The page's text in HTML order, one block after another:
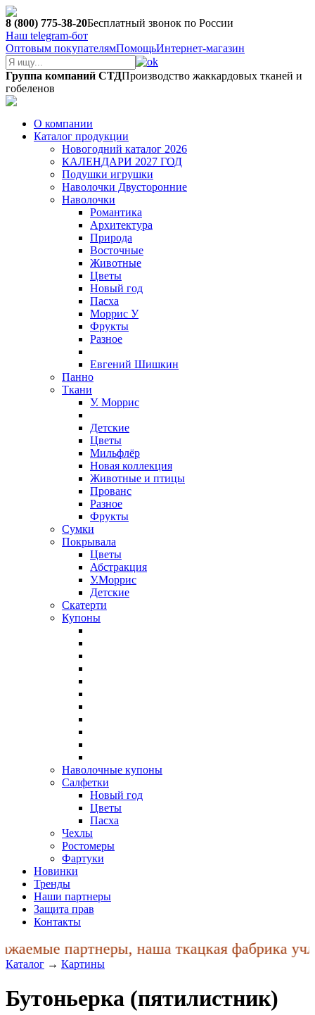
8 (800) 775-38-20Бесплатный звонок по России
Наш telegram-бот
Оптовым покупателямПомощьИнтернет-магазин
Группа компаний СТДПроизводство жаккардовых тканей и
гобеленов
О компании
Каталог продукции
Новогодний каталог 2026
КАЛЕНДАРИ 2027 ГОД
Подушки игрушки
Наволочки Двусторонние
Наволочки
Романтика
Архитектура
Природа
Восточные
Животные
Цветы
Новый год
Пасха
Моррис У
Фрукты
Разное
Евгений Шишкин
Панно
Ткани
У. Моррис
Детские
Цветы
Мильфлёр
Новая коллекция
Животные и птицы
Прованс
Разное
Фрукты
Сумки
Покрывала
Цветы
Абстракция
У.Моррис
Детские
Скатерти
Купоны
Наволочные купоны
Салфетки
Новый год
Цветы
Пасха
Чехлы
Ростомеры
Фартуки
Новинки
Тренды
Наши партнеры
Защита прав
Контакты
партнеры, наша ткацкая фабрика
Каталог → Картины
Бутоньерка (пятилистник)